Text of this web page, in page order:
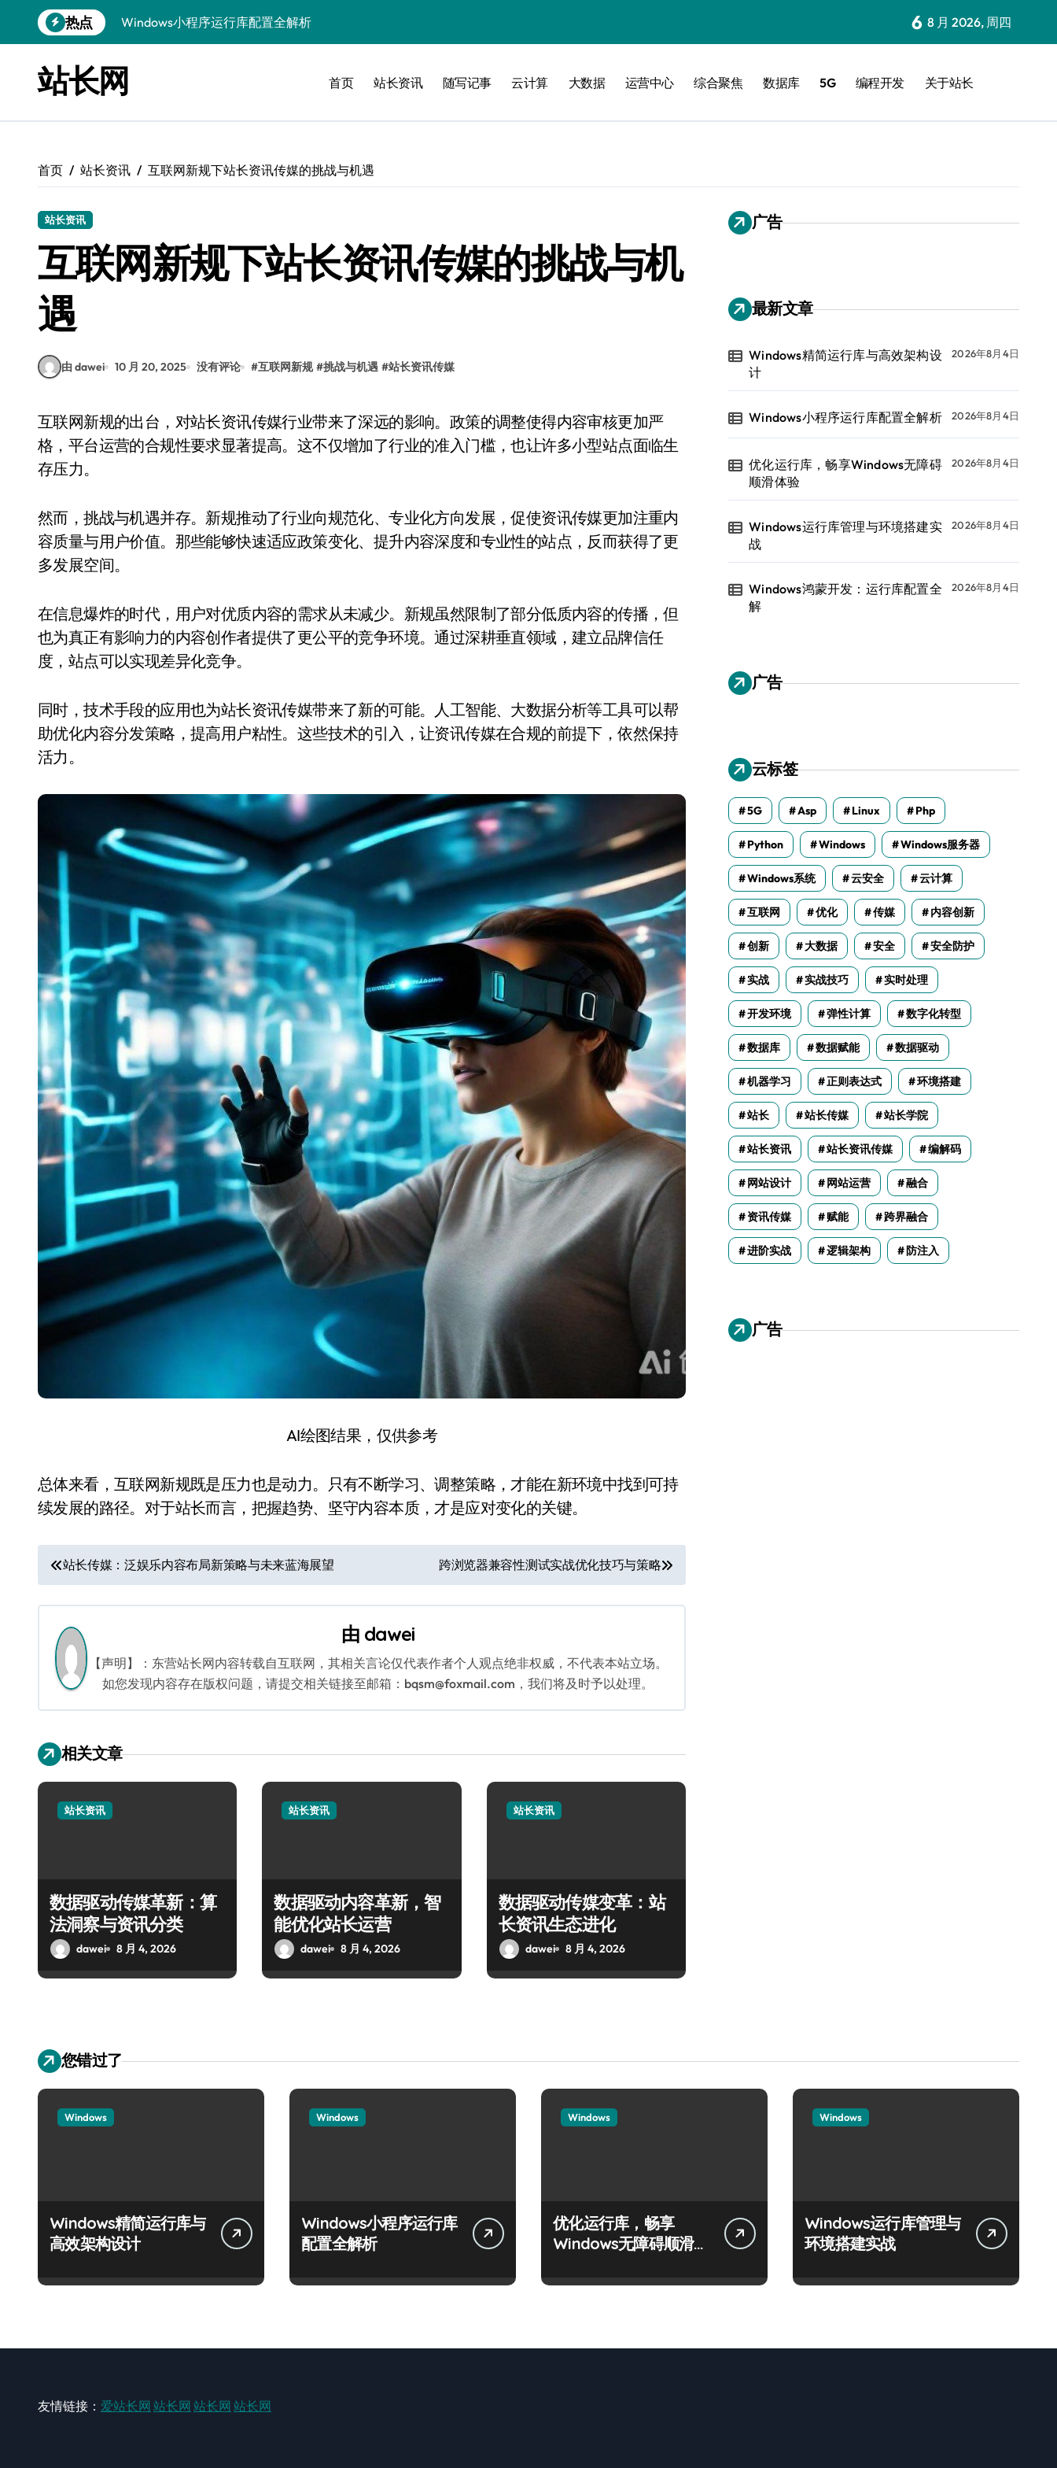
到
热点
优化运行库，畅享Windows无障碍顺滑体验
Windows鸿蒙开发：运行库配置全解
Windows嵌入式开发环境搭建与运行库优化
Linux环境优化与数据库调优实战
Linux下计算机视觉数据库配置与优化
Windows精简运行库与高效架构设计
6 8 月 2026, 周四
站长网 首页 站长资讯 随写记事 云计算 大数据 运营中心 综合聚焦 数据库 5G 编程开发 关于站长
首页 站长资讯 互联网新规下站长资讯传媒的挑战与机遇
站长资讯
互联网新规下站长资讯传媒的挑战与机
遇
由 dawei 10 月 20, 2025 没有评论 #互联网新规 #挑战与机遇 #站长资讯传媒
互联网新规的出台，对站长资讯传媒行业带来了深远的影响。政策的调整使得内容审核更加严
格，平台运营的合规性要求显著提高。这不仅增加了行业的准入门槛，也让许多小型站点面临生
存压力。
然而，挑战与机遇并存。新规推动了行业向规范化、专业化方向发展，促使资讯传媒更加注重内
容质量与用户价值。那些能够快速适应政策变化、提升内容深度和专业性的站点，反而获得了更
多发展空间。
在信息爆炸的时代，用户对优质内容的需求从未减少。新规虽然限制了部分低质内容的传播，但
也为真正有影响力的内容创作者提供了更公平的竞争环境。通过深耕垂直领域，建立品牌信任
度，站点可以实现差异化竞争。
同时，技术手段的应用也为站长资讯传媒带来了新的可能。人工智能、大数据分析等工具可以帮
助优化内容分发策略，提高用户粘性。这些技术的引入，让资讯传媒在合规的前提下，依然保持
活力。
AI绘图结果，仅供参考
总体来看，互联网新规既是压力也是动力。只有不断学习、调整策略，才能在新环境中找到可持
续发展的路径。对于站长而言，把握趋势、坚守内容本质，才是应对变化的关键。
文
章
导
航
站长传媒：泛娱乐内容布局新策略与未来蓝海展望 跨浏览器兼容性测试实战优化技巧与策略
由 dawei
【声明】：东营站长网内容转载自互联网，其相关言论仅代表作者个人观点绝非权威，不代表本站立场。
如您发现内容存在版权问题，请提交相关链接至邮箱：bqsm@foxmail.com，我们将及时予以处理。
相关文章
站长资讯
数据驱动传媒革新：算
法洞察与资讯分类
dawei 8 月 4, 2026
站长资讯
数据驱动内容革新，智
能优化站长运营
dawei 8 月 4, 2026
站长资讯
数据驱动传媒变革：站
长资讯生态进化
dawei 8 月 4, 2026
广告
最新文章
Windows精简运行库与高效架构设
计
2026年8月4日
Windows小程序运行库配置全解析 2026年8月4日
优化运行库，畅享Windows无障碍
顺滑体验
2026年8月4日
Windows运行库管理与环境搭建实
战
2026年8月4日
Windows鸿蒙开发：运行库配置全
解
2026年8月4日
广告
云标签
5G Asp Linux Php
Python Windows Windows服务器
Windows系统 云安全 云计算
互联网 优化 传媒 内容创新
创新 大数据 安全 安全防护
实战 实战技巧 实时处理
开发环境 弹性计算 数字化转型
数据库 数据赋能 数据驱动
机器学习 正则表达式 环境搭建
站长 站长传媒 站长学院
站长资讯 站长资讯传媒 编解码
网站设计 网站运营 融合
资讯传媒 赋能 跨界融合
进阶实战 逻辑架构 防注入
广告
您错过了
Windows
Windows精简运行库与
高效架构设计
Windows
Windows小程序运行库
配置全解析
Windows
优化运行库，畅享
Windows无障碍顺滑体
Windows
Windows运行库管理与
环境搭建实战
友情链接： 爱站长网 站长网 站长网 站长网